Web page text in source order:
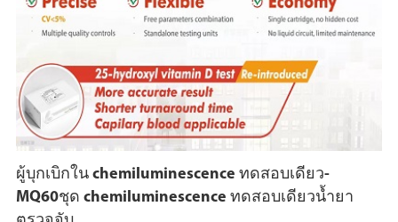
ผู้บุกเบิกใน chemiluminescence ทดสอบเดียว-
MQ60ชุด chemiluminescence ทดสอบเดียวน้ำยา